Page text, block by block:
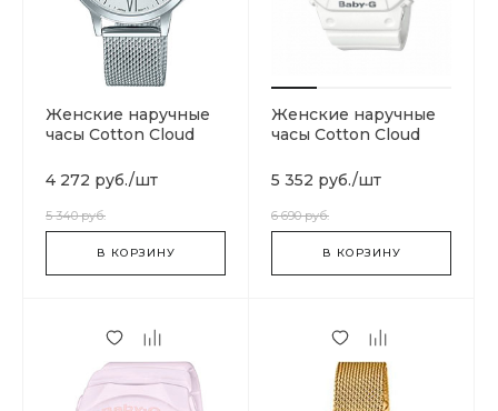
Женские наручные
часы Cotton Cloud
E157M-7AEF
4 272 руб./шт
5 340 руб.
В КОРЗИНУ
Женские наручные
часы Cotton Cloud
5 352 руб./шт
6 690 руб.
В КОРЗИНУ